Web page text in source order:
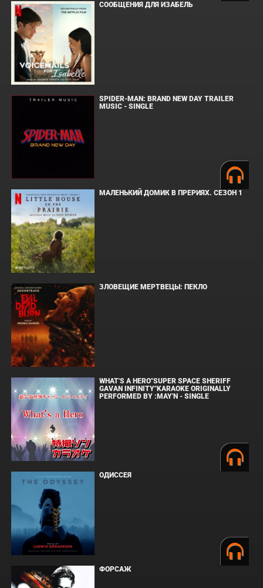
СООБЩЕНИЯ ДЛЯ ИЗАБЕЛЬ
SPIDER-MAN: BRAND NEW DAY TRAILER
MUSIC - SINGLE
МАЛЕНЬКИЙ ДОМИК В ПРЕРИЯХ. СЕЗОН 1
ЗЛОВЕЩИЕ МЕРТВЕЦЫ: ПЕКЛО
WHAT'S A HERO"SUPER SPACE SHERIFF
GAVAN INFINITY"KARAOKE ORIGINALLY
PERFORMED BY :MAY'N - SINGLE
ОДИССЕЯ
ФОРСАЖ